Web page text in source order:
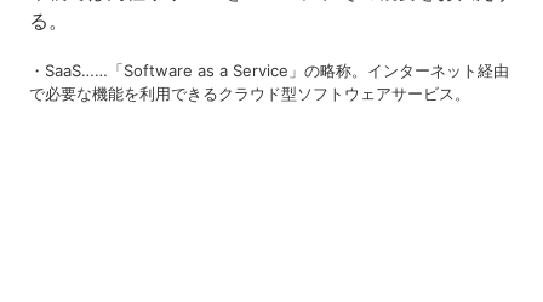
る。
・SaaS……「Software as a Service」の略称。インターネット経由
で必要な機能を利用できるクラウド型ソフトウェアサービス。